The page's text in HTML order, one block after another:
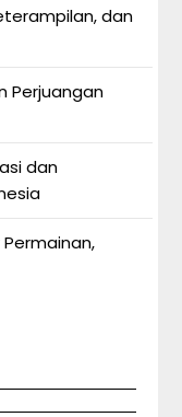
dan
Perjuangan
dan
Permainan,